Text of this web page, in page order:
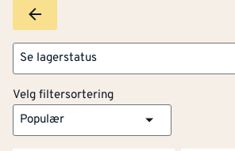
Se lagerstatus
Velg filtersortering
Populær